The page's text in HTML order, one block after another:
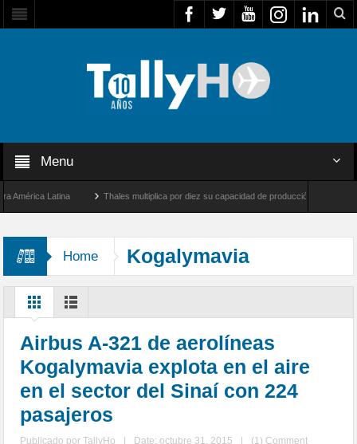
Menu
Latina Thales multiplica por diez su capacidad de producción de radares en
Home Kogalymavia
Airbus A-321 de aerolíneas
Kogalymavia explota en el aire
en el sector del Sinaí con 224
pasajeros
Publicado porTallyHo Date: octubre 31, 2015
(1) Comment